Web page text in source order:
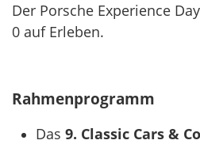
Der Porsche Experience
0 auf Erleben.
​​​​​​​Rahmenprogramm
Das 9. Classic Cars &